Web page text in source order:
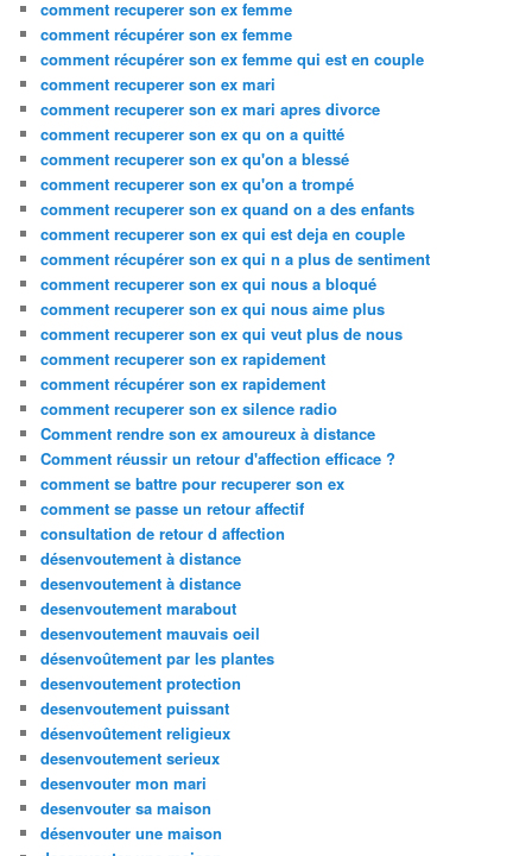
comment recuperer son ex femme
comment récupérer son ex femme
comment récupérer son ex femme qui est en couple
comment recuperer son ex mari
comment recuperer son ex mari apres divorce
comment recuperer son ex qu on a quitté
comment recuperer son ex qu'on a blessé
comment recuperer son ex qu'on a trompé
comment recuperer son ex quand on a des enfants
comment recuperer son ex qui est deja en couple
comment récupérer son ex qui n a plus de sentiment
comment recuperer son ex qui nous a bloqué
comment recuperer son ex qui nous aime plus
comment recuperer son ex qui veut plus de nous
comment recuperer son ex rapidement
comment récupérer son ex rapidement
comment recuperer son ex silence radio
Comment rendre son ex amoureux à distance
Comment réussir un retour d'affection efficace ?
comment se battre pour recuperer son ex
comment se passe un retour affectif
consultation de retour d affection
désenvoutement à distance
desenvoutement à distance
desenvoutement marabout
desenvoutement mauvais oeil
désenvoûtement par les plantes
desenvoutement protection
desenvoutement puissant
désenvoûtement religieux
desenvoutement serieux
desenvouter mon mari
desenvouter sa maison
désenvouter une maison